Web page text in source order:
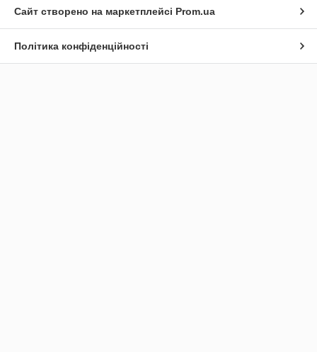
Сайт створено на маркетплейсі Prom.ua
Політика конфіденційності